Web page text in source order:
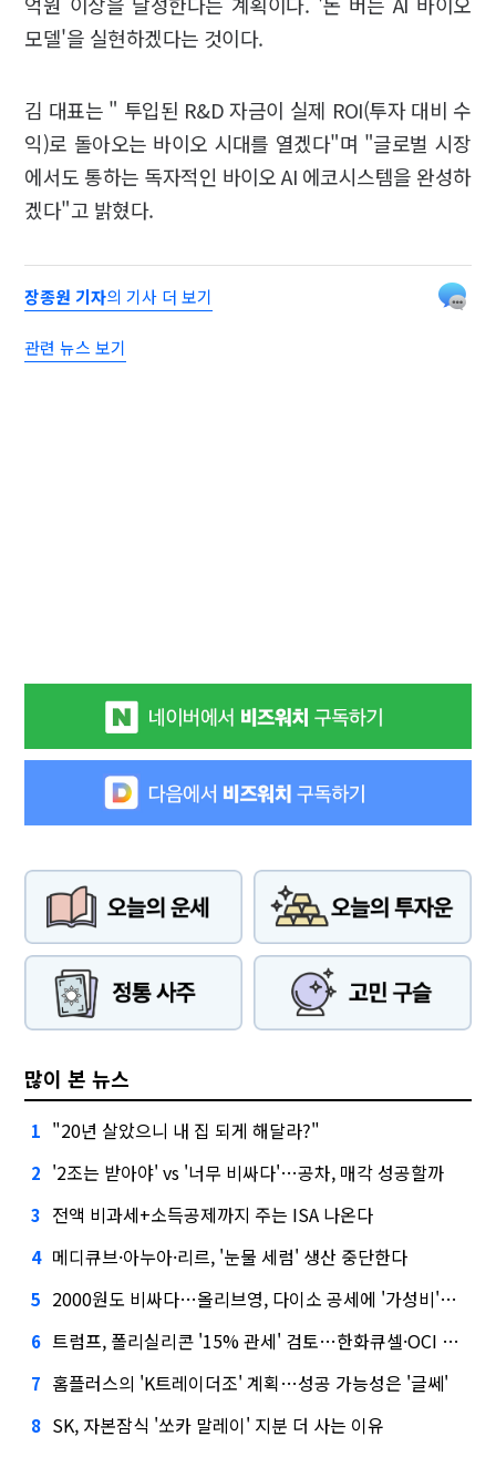
모델'을 실현하겠다는 것이다.
김 대표는 " 투입된 R&D 자금이 실제 ROI(투자 대비 수
익)로 돌아오는 바이오 시대를 열겠다"며 "글로벌 시장
에서도 통하는 독자적인 바이오 AI 에코시스템을 완성하
겠다"고 밝혔다.
장종원 기자의 기사 더 보기
관련 뉴스 보기
많이 본 뉴스
1 "20년 살았으니 내 집 되게 해달라?"
2 '2조는 받아야' vs '너무 비싸다'…공차, 매각 성공할까
3 전액 비과세+소득공제까지 주는 ISA 나온다
4 메디큐브·아누아·리르, '눈물 세럼' 생산 중단한다
5 2000원도 비싸다…올리브영, 다이소 공세에 '가성비'로 맞불
6 트럼프, 폴리실리콘 '15% 관세' 검토…한화큐셀·OCI 영향은?
7 홈플러스의 'K트레이더조' 계획…성공 가능성은 '글쎄'
8 SK, 자본잠식 '쏘카 말레이' 지분 더 사는 이유